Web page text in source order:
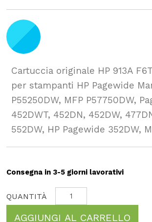
Cartuccia originale HP 913A
per stampanti HP Pagewide
P55250DW, MFP P57750DW,
452DWT, 452DN, 452DW,
552DW, HP Pagewide 352DW,
Consegna in 3-5 giorni lavorativi
AGGIUNGI AL CARRELLO